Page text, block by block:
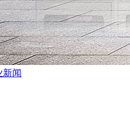
新闻